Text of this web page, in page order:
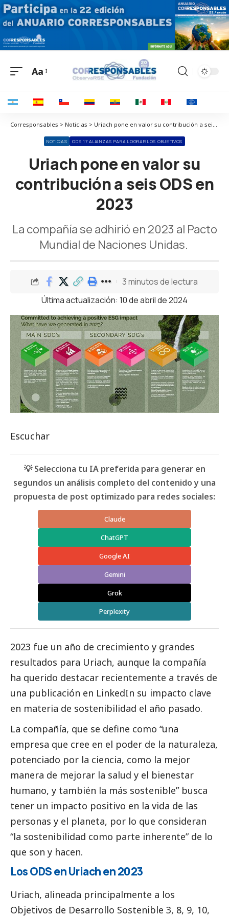
Aa
Corresponsables > Noticias > Uriach pone en valor su contribución a seis ODS en 2023
NOTICIAS ODS 17 ALIANZAS PARA LOGRAR LOS OBJETIVOS
Uriach pone en valor su
contribución a seis ODS en
2023
La compañía se adhirió en 2023 al Pacto
Mundial de Naciones Unidas.
Última actualización: 10 de abril de 2024
3 minutos de lectura
Escuchar
💡 Selecciona tu IA preferida para generar en
segundos un análisis completo del contenido y una
propuesta de post optimizado para redes sociales:
Claude
ChatGPT
Google AI
Gemini
Grok
Perplexity
2023 fue un año de crecimiento y grandes
resultados para Uriach, aunque la compañía
ha querido destacar recientemente a través de
una publicación en LinkedIn su impacto clave
en materia de sostenibilidad el año pasado.
La compañía, que se define como “una
empresa que cree en el poder de la naturaleza,
potenciado por la ciencia, como la mejor
manera de mejorar la salud y el bienestar
humano, y también la más sostenible” busca
tener un impacto positivo en la vida de las
personas y el planeta, por lo que consideran
“la sostenibilidad como parte inherente” de lo
que son y hacen.
Los ODS en Uriach en 2023
Uriach, alineada principalmente a los
Objetivos de Desarrollo Sostenible 3, 8, 9, 10,